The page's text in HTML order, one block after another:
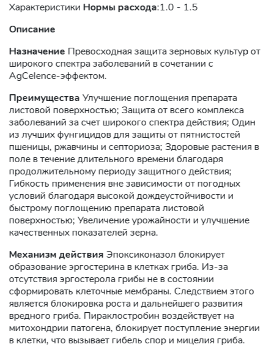
Характеристики Нормы расхода:1.0 - 1.5
Описание
Назначение Превосходная защита зерновых культур от
широкого спектра заболеваний в сочетании с
AgCelence-эффектом.
ПреимуществаУлучшение поглощения препарата
листовой поверхностью; Защита от всего комплекса
заболеваний за счет широкого спектра действия; Один
из лучших фунгицидов для защиты от пятнистостей
пшеницы, ржавчины и септориоза; Здоровые растения в
поле в течение длительного времени благодаря
продолжительному периоду защитного действия;
Гибкость применения вне зависимости от погодных
условий благодаря высокой дождеустойчивости и
быстрому поглощению препарата листовой
поверхностью; Увеличение урожайности и улучшение
качественных показателей зерна.
Механизм действия Эпоксиконазол блокирует
образование эргостерина в клетках гриба. Из-за
отсутствия эргостерола грибы не в состоянии
сформировать клеточные мембраны. Следствием этого
является блокировка роста и дальнейшего развития
вредного гриба. Пираклостробин воздействует на
митохондрии патогена, блокирует поступление энергии
в клетки, что вызывает гибель спор и мицелия гриба.